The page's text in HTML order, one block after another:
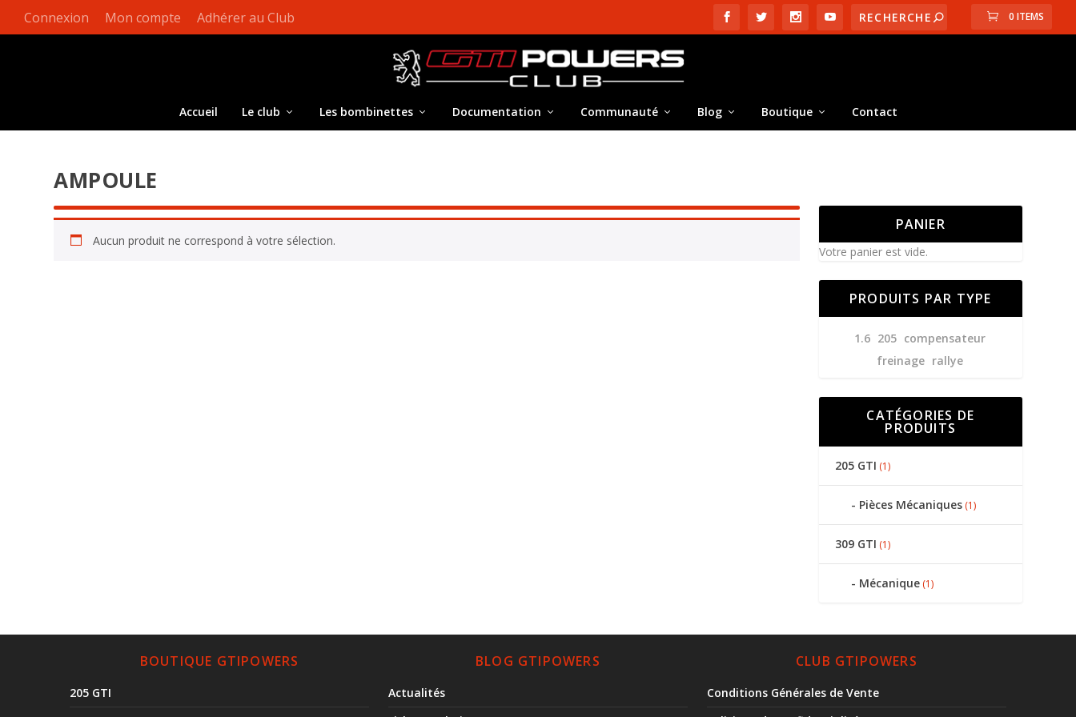
Connexion Mon compte Adhérer au Club 0 ITEMS
Accueil Le club Les bombinettes Documentation Communauté Blog Boutique Contact
AMPOULE
Aucun produit ne correspond à votre sélection.
PANIER
Votre panier est vide.
PRODUITS PAR TYPE
1.6 205 compensateur
freinage rallye
CATÉGORIES DE
PRODUITS
205 GTI (1)
Pièces Mécaniques (1)
309 GTI (1)
Mécanique (1)
BOUTIQUE GTIPOWERS
205 GTI
BLOG GTIPOWERS
Actualités
CLUB GTIPOWERS
Conditions Générales de Vente